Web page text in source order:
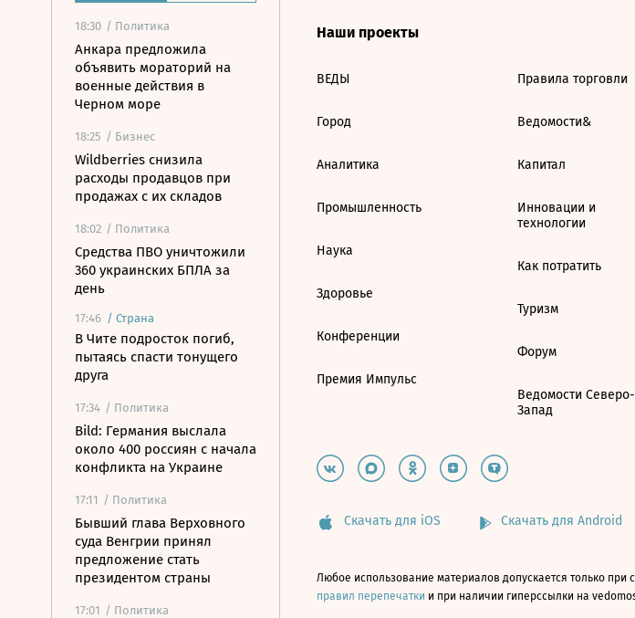
18:30 / Политика
Анкара предложила
объявить мораторий на
военные действия в
Черном море
18:25 / Бизнес
Wildberries снизила
расходы продавцов при
продажах с их складов
18:02 / Политика
Средства ПВО уничтожили
360 украинских БПЛА за
день
17:46 / Страна
В Чите подросток погиб,
пытаясь спасти тонущего
друга
17:34 / Политика
Bild: Германия выслала
около 400 россиян с начала
конфликта на Украине
17:11 / Политика
Бывший глава Верховного
суда Венгрии принял
предложение стать
президентом страны
17:01 / Политика
Наши проекты
ВЕДЫ
Город
Аналитика
Промышленность
Наука
Здоровье
Конференции
Премия Импульс
Правила торговли
Ведомости&
Капитал
Инновации и
технологии
Как потратить
Туризм
Форум
Ведомости Северо-
Запад
Скачать для iOS Скачать для Android
Любое использование материалов допускается только при
правил перепечатки и при наличии гиперссылки на